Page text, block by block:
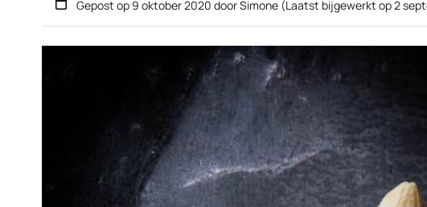
Gepost op 9 oktober 2020 doorSimone (Laatst bijgewerkt op2